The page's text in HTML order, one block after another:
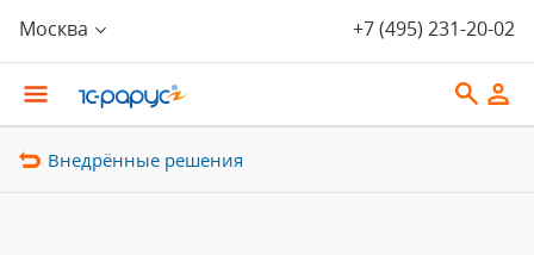
Москва +7 (495) 231-20-02
Внедрённые решения